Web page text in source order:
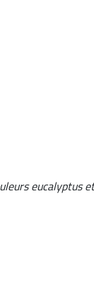
eucalyptus